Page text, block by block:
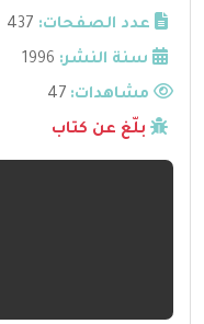
عدد الصفحات: 437
سنة النشر: 1996
مشاهدات:
بلّغ عن كتاب